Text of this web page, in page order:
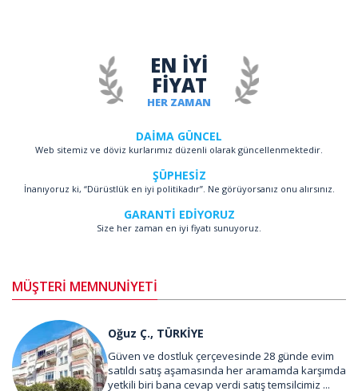
HER ZAMAN
EN İYİ
FİYAT
DAİMA GÜNCEL
Web sitemiz ve döviz kurlarımız düzenli olarak güncellenmektedir.
ŞÜPHESİZ
İnanıyoruz ki, “Dürüstlük en iyi politikadır”. Ne görüyorsanız onu alırsınız.
GARANTİ EDİYORUZ
Size her zaman en iyi fiyatı sunuyoruz.
MÜŞTERİ MEMNUNİYETİ
Oğuz Ç., TÜRKİYE
Güven ve dostluk çerçevesinde 28 günde evim
satıldı satış aşamasında her aramamda karşımda
yetkili biri bana cevap verdi satış temsilcimiz ...